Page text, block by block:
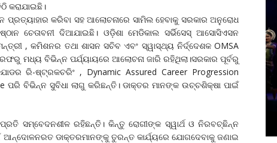
କରାଯାଇଛି।
କରିବା ସହ ଆଲୋଚନାରେ ସାମିଲ ହେବାକୁ ସରକାର ଅନୁରୋଧ
ଚେତାବନୀ ଦିଆଯାଇଛି। ଓଡ଼ିଶା ମେଡିକାଲ ସର୍ଭିସେସ୍ ଆସୋସିଏସନ
, କମିଶନର ତଥା ଶାସନ ସଚିବ ଏବଂ ସ୍ୱାସ୍ଥ୍ୟ ନିର୍ଦ୍ଦେଶକ OMSA
ମଧ୍ୟ ବିଭିନ୍ନ ପର୍ଯ୍ୟାୟରେ ଆଲୋଚନା ଜାରି ରହିଥିଲା।ସରକାର ପୂର୍ବରୁ
ରି-ଷ୍ଟ୍ରକଚରିଂ , Dynamic Assured Career Progression
ପରି ବିଭିନ୍ନ ସୁବିଧା ଲାଗୁ କରିଛନ୍ତି। ଡାକ୍ତର ମାନଙ୍କ ଉଚ୍ଚଶିକ୍ଷା ପାଇଁ
ସମ୍ବେଦନଶୀଳ ରହିଛନ୍ତି। କିନ୍ତୁ ରୋଗୀଙ୍କ ସ୍ୱାର୍ଥ ଓ ନିରବଚ୍ଛିନ୍ନ
ଆନ୍ଦୋଳନରତ ଡାକ୍ତରମାନଙ୍କୁ ତୁରନ୍ତ କାର୍ଯ୍ୟରେ ଯୋଗଦେବାକୁ ଜଣାଇ